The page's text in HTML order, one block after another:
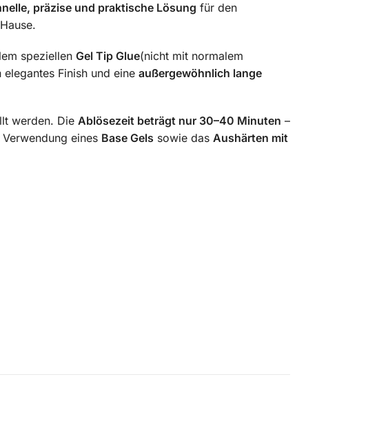
präzise und praktische Lösung für den
speziellen Gel Tip Glue(nicht mit normalem
Finish und eine außergewöhnlich lange
werden. Die Ablösezeit beträgt nur 30–40 Minuten –
eines Base Gels sowie das Aushärten mit